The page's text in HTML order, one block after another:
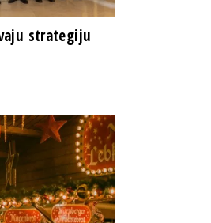
strategiju